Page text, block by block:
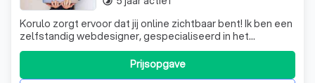
Korulo zorgt ervoor dat jij online zichtbaar bent! Ik ben een
zelfstandig webdesigner, gespecialiseerd in het
ontwikkelen van mooie, goedwerkende en
gebruiksvriendelijke WordPress websites.
Prijsopgave